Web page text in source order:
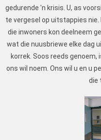
gedurende 'n krisis. U, as
te vergesel op uitstappies
die inwoners kon deelneem
wat die nuusbriewe elke dag
korrek. Soos reeds
ons wil noem. Ons wil u en u
die